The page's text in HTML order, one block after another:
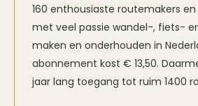
160 enthousiaste routemakers
met veel passie wandel-, fiets-
maken en onderhouden in
abonnement kost € 13,50.
jaar lang toegang tot ruim 1400